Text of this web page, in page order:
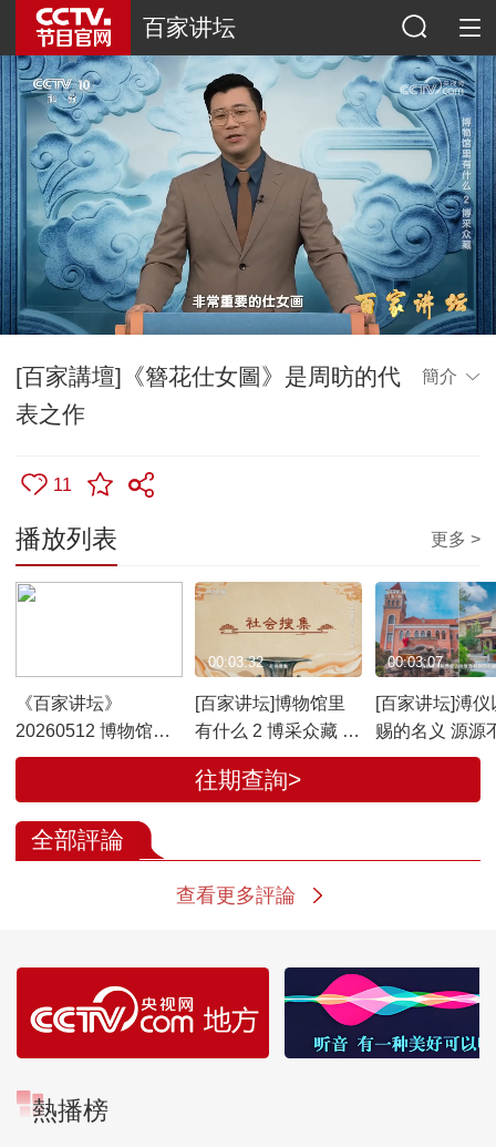
百家讲坛
[百家講壇]《簪花仕女圖》是周昉的代
表之作
簡介
11
播放列表 更多 >
《百家讲坛》
20260512 博物馆里
有什么 2 博采众藏
[百家讲坛]博物馆里
有什么 2 博采众藏 书
画文物靠传承 社会搜
集有门道
00:03:32
[百家讲坛]溥仪
赐的名义 源源
将国宝偷运出
00:03:07
往期查詢>
全部評論
查看更多評論
熱播榜